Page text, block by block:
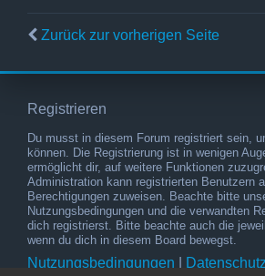
Zurück zur vorherigen Seite
Registrieren
Du musst in diesem Forum registriert sein,
können. Die Registrierung ist in wenigen
ermöglicht dir, auf weitere Funktionen
Administration kann registrierten Benutzern
Berechtigungen zuweisen. Beachte bitte
Nutzungsbedingungen und die verwandten
dich registrierst. Bitte beachte auch die
wenn du dich in diesem Board bewegst.
Nutzungsbedingungen